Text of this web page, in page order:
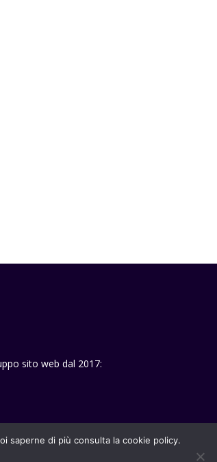
sito web dal 2017:
saperne di più consulta la cookie policy.